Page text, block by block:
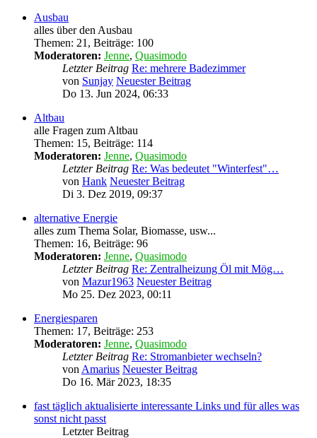
Ausbau
alles über den Ausbau
Themen: 21 , Beiträge: 100
Moderatoren: Jenne, Quasimodo
Letzter Beitrag Re: mehrere Badezimmer
von Sunjay Neuester Beitrag
Do 13. Jun 2024, 06:33
Altbau
alle Fragen zum Altbau
Themen: 15, Beiträge: 114
Moderatoren: Jenne, Quasimodo
Letzter Beitrag Re: Was bedeutet "Winterfest"…
von Hank Neuester Beitrag
Di 3. Dez 2019, 09:37
alternative Energie
alles zum Thema Solar, Biomasse, usw...
Themen: 16, Beiträge: 96
Moderatoren: Jenne, Quasimodo
Letzter Beitrag Re: Zentralheizung Öl mit Mög…
von Mazur1963 Neuester Beitrag
Mo 25. Dez 2023, 00:11
Energiesparen
Themen: 17, Beiträge: 253
Moderatoren: Jenne, Quasimodo
Letzter Beitrag Re: Stromanbieter wechseln?
von Amarius Neuester Beitrag
Do 16. Mär 2023, 18:35
fast täglich aktualisierte interessante Links und für alles was
sonst nicht passt
Letzter Beitrag